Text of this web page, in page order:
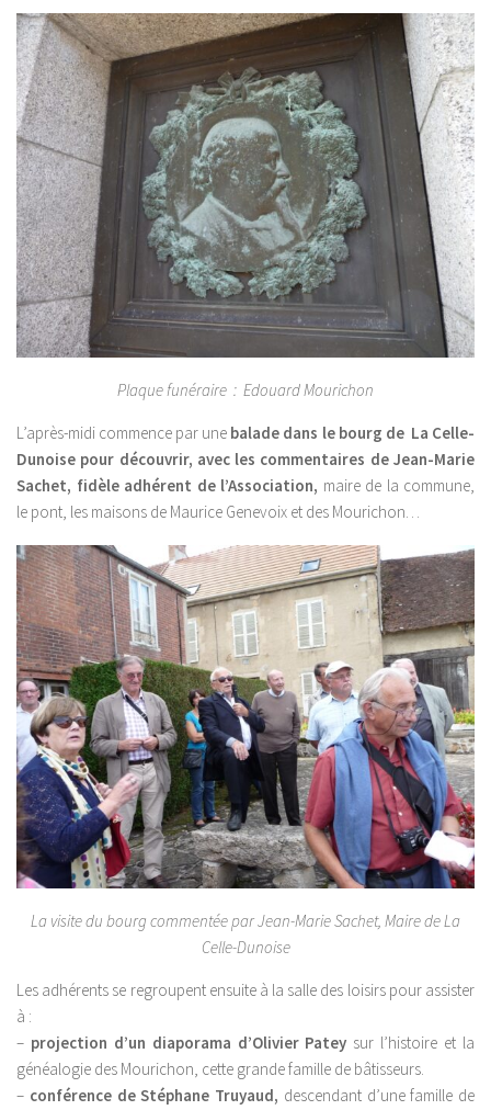
Plaque funéraire : Edouard Mourichon
L’après-midi commence par une balade dans le bourg de La Celle-
Dunoise pour découvrir, avec les commentaires de Jean-Marie
Sachet, fidèle adhérent de l’Association, maire de la commune,
le pont, les maisons de Maurice Genevoix et des Mourichon…
La visite du bourg commentée par Jean-Marie Sachet, Maire de La
Celle-Dunoise
Les adhérents se regroupent ensuite à la salle des loisirs pour assister
à :
– projection d’un diaporama d’Olivier Patey sur l’histoire et la
généalogie des Mourichon, cette grande famille de bâtisseurs.
– conférence de Stéphane Truyaud, descendant d’une famille de